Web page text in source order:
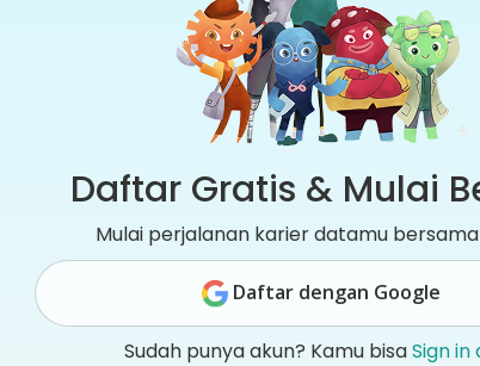
Daftar Gratis & Mulai
Mulai perjalanan karier datamu bersama
Daftar dengan Google
Sudah punya akun? Kamu bisaSign in